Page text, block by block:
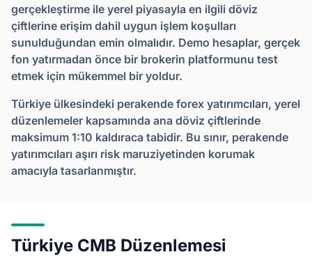
gerçekleştirme ile yerel piyasayla en ilgili döviz
çiftlerine erişim dahil uygun işlem koşulları
sunulduğundan emin olmalıdır. Demo hesaplar, gerçek
fon yatırmadan önce bir brokerin platformunu test
etmek için mükemmel bir yoldur.
Türkiye ülkesindeki perakende forex yatırımcıları, yerel
düzenlemeler kapsamında ana döviz çiftlerinde
maksimum 1:10 kaldıraca tabidir. Bu sınır, perakende
yatırımcıları aşırı risk maruziyetinden korumak
amacıyla tasarlanmıştır.
Türkiye CMB Düzenlemesi